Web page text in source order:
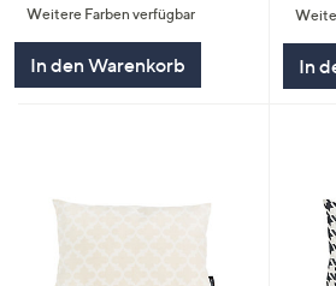
Weitere Farben verfügbar
In den Warenkorb In